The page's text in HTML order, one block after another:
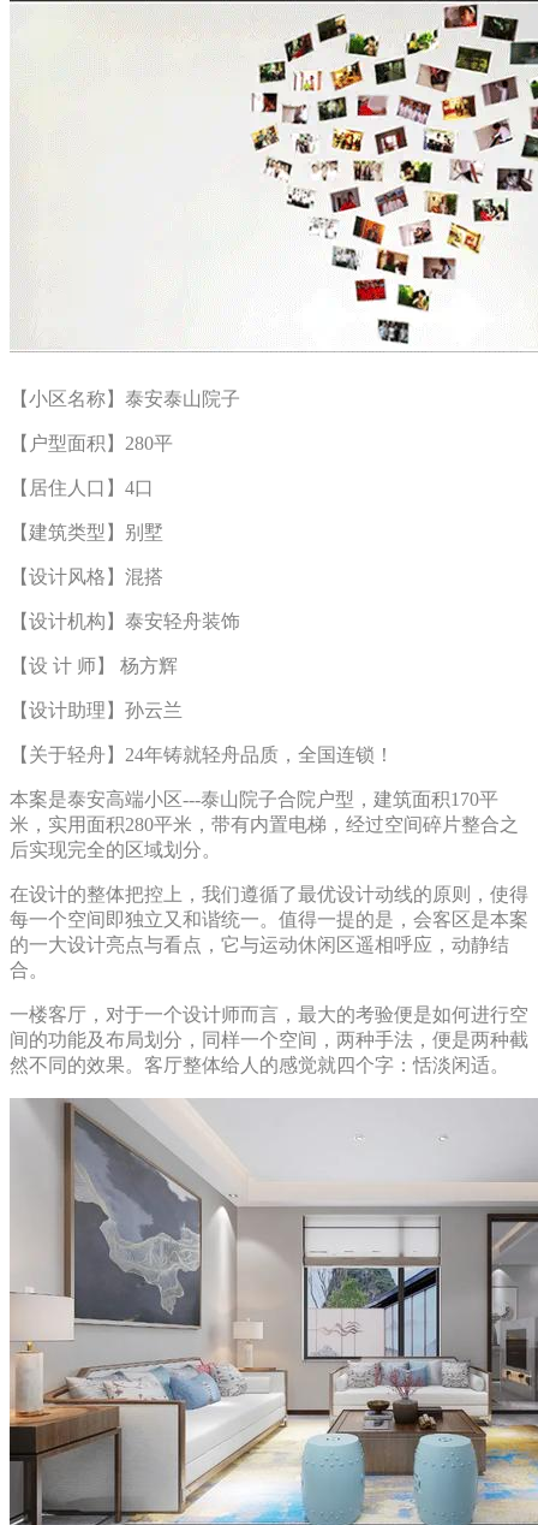
【小区名称】泰安泰山院子
【户型面积】280平
【居住人口】4口
【建筑类型】别墅
【设计风格】混搭
【设计机构】泰安轻舟装饰
【设 计 师】 杨方辉
【设计助理】孙云兰
【关于轻舟】24年铸就轻舟品质，全国连锁！
本案是泰安高端小区---泰山院子合院户型，建筑面积170平
米，实用面积280平米，带有内置电梯，经过空间碎片整合之
后实现完全的区域划分。
在设计的整体把控上，我们遵循了最优设计动线的原则，使得
每一个空间即独立又和谐统一。值得一提的是，会客区是本案
的一大设计亮点与看点，它与运动休闲区遥相呼应，动静结
合。
一楼客厅，对于一个设计师而言，最大的考验便是如何进行空
间的功能及布局划分，同样一个空间，两种手法，便是两种截
然不同的效果。客厅整体给人的感觉就四个字：恬淡闲适。